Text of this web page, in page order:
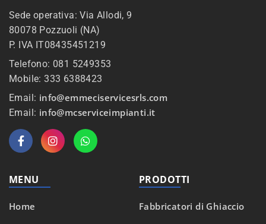
Sede operativa: Via Allodi, 9
80078 Pozzuoli (NA)
P. IVA IT08435451219
Telefono: 081 5249353
Mobile: 333 6388423
Email: info@emmeciservicesrls.com
Email: info@mcserviceimpianti.it
MENU
Home
PRODOTTI
Fabbricatori di Ghiaccio